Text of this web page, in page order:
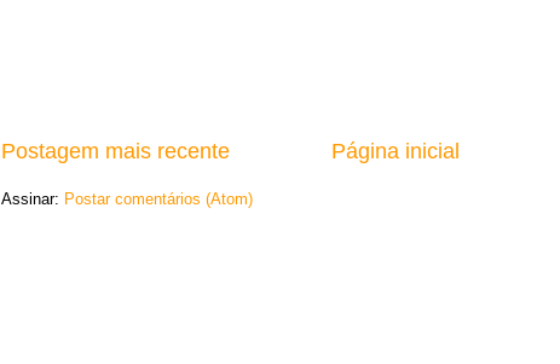
Postagem mais recente Página inicial
Assinar: Postar comentários (Atom)